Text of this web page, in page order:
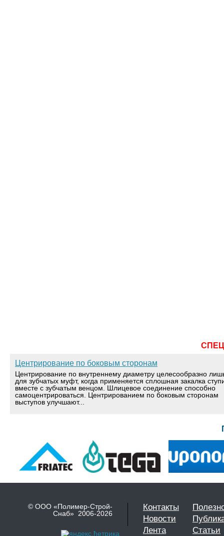
Центрирование по боковым сторонам
Центрирование по внутреннему диаметру целесообразно
для зубчатых муфт, когда применяется сплошная закалка
вместе с зубчатым венцом. Шлицевое соединение способно
самоцентрироваться. Центрированием по боковым сторонам
выступов улучшают...
© ООО «Полимер-Строй-
Снаб» 2006-2026
Контакты
Новости
Лента
Статьи